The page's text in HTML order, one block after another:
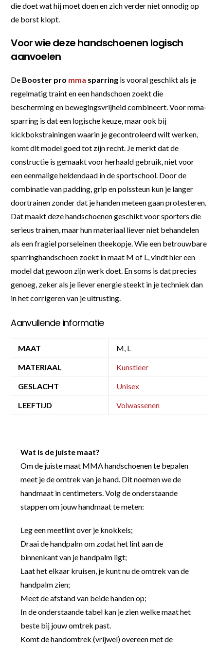
die doet wat hij moet doen en zich verder niet onnodig op
de borst klopt.
Voor wie deze handschoenen logisch
aanvoelen
De Booster pro mma sparring is vooral geschikt als je
regelmatig traint en een handschoen zoekt die
bescherming en bewegingsvrijheid combineert. Voor mma-
sparring is dat een logische keuze, maar ook bij
kickbokstrainingen waarin je gecontroleerd wilt werken,
komt dit model goed tot zijn recht. Je merkt dat de
constructie is gemaakt voor herhaald gebruik, niet voor
een eenmalige heldendaad in de sportschool. Door de
combinatie van padding, grip en polssteun kun je langer
doortrainen zonder dat je handen meteen gaan protesteren.
Dat maakt deze handschoenen geschikt voor sporters die
serieus trainen, maar hun materiaal liever niet behandelen
als een fragiel porseleinen theekopje. Wie een betrouwbare
sparringhandschoen zoekt in maat M of L, vindt hier een
model dat gewoon zijn werk doet. En soms is dat precies
genoeg, zeker als je liever energie steekt in je techniek dan
in het corrigeren van je uitrusting.
Aanvullende informatie
MAAT M, L
MATERIAAL Kunstleer
GESLACHT Unisex
LEEFTIJD Volwassenen
Wat is de juiste maat?
Om de juiste maat MMA handschoenen te bepalen
meet je de omtrek van je hand. Dit noemen we de
handmaat in centimeters. Volg de onderstaande
stappen om jouw handmaat te meten:
Leg een meetlint over je knokkels;
Draai de handpalm om zodat het lint aan de
binnenkant van je handpalm ligt;
Laat het elkaar kruisen, je kunt nu de omtrek van de
handpalm zien;
Meet de afstand van beide handen op;
In de onderstaande tabel kan je zien welke maat het
beste bij jouw omtrek past.
Komt de handomtrek (vrijwel) overeen met de